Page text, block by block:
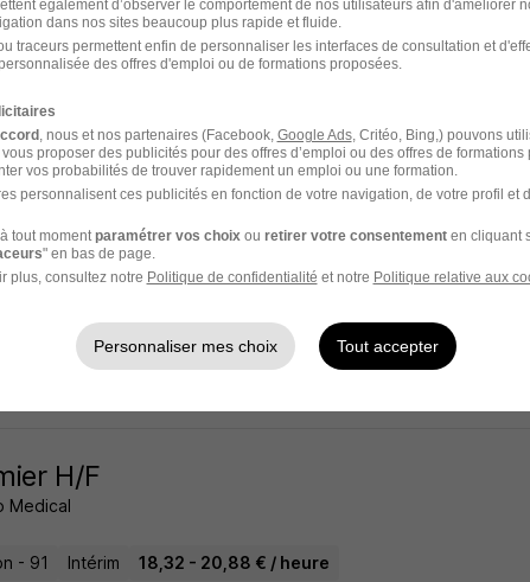
- 75 Intérim 20 - 25 € / heure 212 jours
D.E - Ssr Gériatrique H/F
H/F
Medical
- 91 Intérim 18,32 - 20,88 € / heure
également d’observer le comportement de nos utilisateurs afin d'améliorer
dans nos sites beaucoup plus rapide et fluide.
traceurs permettent enfin de personnaliser les interfaces de consultation et
des offres d'emploi ou de formations proposées.
, nous et nos partenaires (Facebook, Google Ads, Critéo, Bing,) pouvons
proposer des publicités pour des offres d’emploi ou des offres de formations
vos probabilités de trouver rapidement un emploi ou une formation.
personnalisent ces publicités en fonction de votre navigation, de votre profil et
tout moment paramétrer vos choix ou retirer votre consentementen cliquant
" en bas de page.
plus, consultez notre Politique de confidentialité et notre Politique relative aux
Personnaliser mes choix Tout accepter